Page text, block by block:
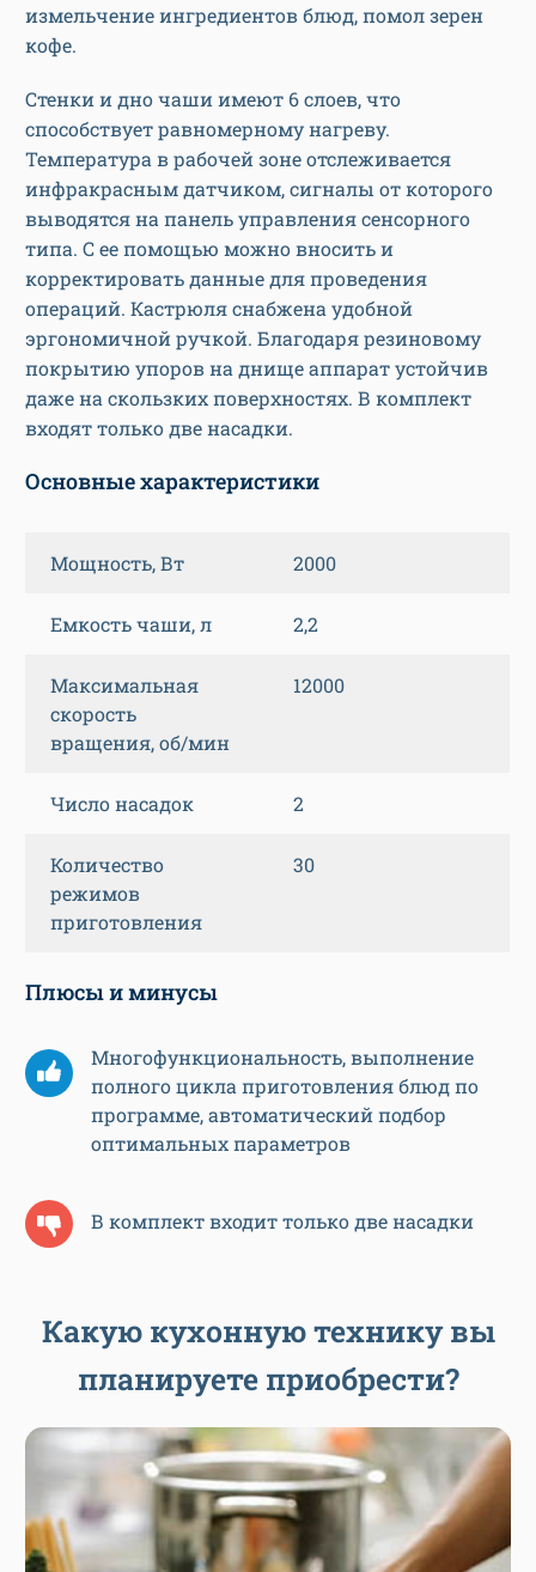
измельчение ингредиентов блюд, помол зерен
кофе.
Стенки и дно чаши имеют 6 слоев, что
способствует равномерному нагреву.
Температура в рабочей зоне отслеживается
инфракрасным датчиком, сигналы от которого
выводятся на панель управления сенсорного
типа. С ее помощью можно вносить и
корректировать данные для проведения
операций. Кастрюля снабжена удобной
эргономичной ручкой. Благодаря резиновому
покрытию упоров на днище аппарат устойчив
даже на скользких поверхностях. В комплект
входят только две насадки.
Основные характеристики
Мощность, Вт 2000
Емкость чаши, л 2,2
Максимальная
скорость
вращения, об/мин
12000
Число насадок 2
Количество
режимов
приготовления
30
Плюсы и минусы
Многофункциональность, выполнение
полного цикла приготовления блюд по
программе, автоматический подбор
оптимальных параметров
В комплект входит только две насадки
Какую кухонную технику вы
планируете приобрести?